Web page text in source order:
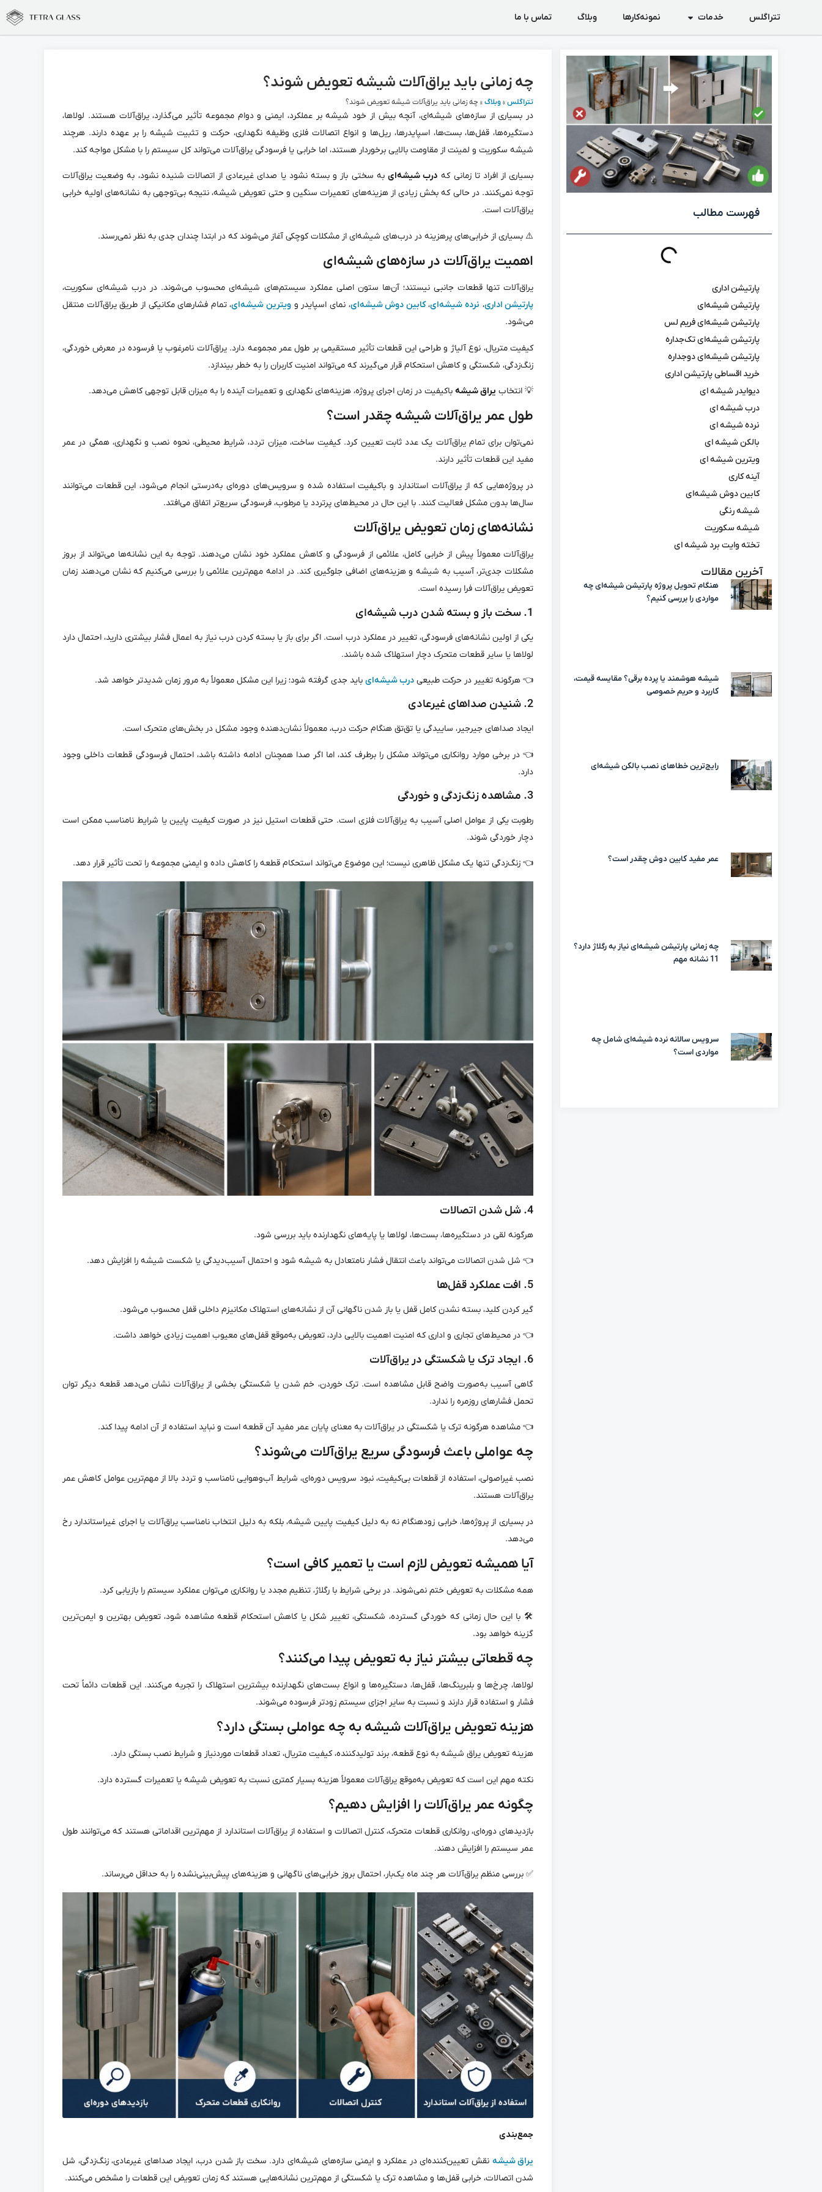
تتراگلس خدمات نمونه‌کارها وبلاگ تماس با ما
فهرست مطالب
پارتیشن اداری
پارتیشن شیشه‌ای
پارتیشن شیشه‌ای فریم لس
پارتیشن شیشه‌ای تک‌جداره
پارتیشن شیشه‌ای دوجداره
خرید اقساطی پارتیشن اداری
دیوایدر شیشه ای
درب شیشه ای
نرده شیشه ای
بالکن شیشه ای
ویترین شیشه ای
آینه کاری
کابین دوش شیشه‌ای
شیشه رنگی
شیشه سکوریت
تخته وایت برد شیشه ای
آخرین مقالات
هنگام تحویل پروژه پارتیشن شیشه‌ای چه
مواردی را بررسی کنیم؟
شیشه هوشمند یا پرده برقی؟ مقایسه قیمت،
کاربرد و حریم خصوصی
رایج‌ترین خطاهای نصب بالکن شیشه‌ای
عمر مفید کابین دوش چقدر است؟
چه زمانی پارتیشن شیشه‌ای نیاز به رگلاژ دارد؟
11 نشانه مهم
سرویس سالانه نرده شیشه‌ای شامل چه
مواردی است؟
چه زمانی باید یراق‌آلات شیشه تعویض شوند؟
تتراگلس»وبلاگ» چه زمانی باید یراق‌آلات شیشه تعویض شوند؟
در بسیاری از سازه‌های شیشه‌ای، آنچه بیش از خود شیشه بر عملکرد، ایمنی و دوام مجموعه تأثیر می‌گذارد، یراق‌آلات هستند. لولاها،
دستگیره‌ها، قفل‌ها، بست‌ها، اسپایدرها، ریل‌ها و انواع اتصالات فلزی وظیفه نگهداری، حرکت و تثبیت شیشه را بر عهده دارند. هرچند
شیشه سکوریت و لمینت از مقاومت بالایی برخوردار هستند، اما خرابی یا فرسودگی یراق‌آلات می‌تواند کل سیستم را با مشکل مواجه کند.
بسیاری از افراد تا زمانی که درب شیشه‌ای به سختی باز و بسته نشود یا صدای غیرعادی از اتصالات شنیده نشود، به وضعیت یراق‌آلات
توجه نمی‌کنند. در حالی که بخش زیادی از هزینه‌های تعمیرات سنگین و حتی تعویض شیشه، نتیجه بی‌توجهی به نشانه‌های اولیه خرابی
یراق‌آلات است.
⚠️ بسیاری از خرابی‌های پرهزینه در درب‌های شیشه‌ای از مشکلات کوچکی آغاز می‌شوند که در ابتدا چندان جدی به نظر نمی‌رسند.
اهمیت یراق‌آلات در سازه‌های شیشه‌ای
یراق‌آلات تنها قطعات جانبی نیستند؛ آن‌ها ستون اصلی عملکرد سیستم‌های شیشه‌ای محسوب می‌شوند. در درب شیشه‌ای سکوریت،
پارتیشن اداری، نرده شیشه‌ای،کابین دوش شیشه‌ای، نمای اسپایدر و ویترین شیشه‌ای، تمام فشارهای مکانیکی از طریق یراق‌آلات منتقل
می‌شود.
کیفیت متریال، نوع آلیاژ و طراحی این قطعات تأثیر مستقیمی بر طول عمر مجموعه دارد. یراق‌آلات نامرغوب یا فرسوده در معرض خوردگی،
زنگ‌زدگی، شکستگی و کاهش استحکام قرار می‌گیرند که می‌تواند امنیت کاربران را به خطر بیندازد.
💡 انتخاب یراق شیشهباکیفیت در زمان اجرای پروژه، هزینه‌های نگهداری و تعمیرات آینده را به میزان قابل توجهی کاهش می‌دهد.
طول عمر یراق‌آلات شیشه چقدر است؟
نمی‌توان برای تمام یراق‌آلات یک عدد ثابت تعیین کرد. کیفیت ساخت، میزان تردد، شرایط محیطی، نحوه نصب و نگهداری، همگی در عمر
مفید این قطعات تأثیر دارند.
در پروژه‌هایی که از یراق‌آلات استاندارد و باکیفیت استفاده شده و سرویس‌های دوره‌ای به‌درستی انجام می‌شود، این قطعات می‌توانند
سال‌ها بدون مشکل فعالیت کنند. با این حال در محیط‌های پرتردد یا مرطوب، فرسودگی سریع‌تر اتفاق می‌افتد.
نشانه‌های زمان تعویض یراق‌آلات
یراق‌آلات معمولاً پیش از خرابی کامل، علائمی از فرسودگی و کاهش عملکرد خود نشان می‌دهند. توجه به این نشانه‌ها می‌تواند از بروز
مشکلات جدی‌تر، آسیب به شیشه و هزینه‌های اضافی جلوگیری کند. در ادامه مهم‌ترین علائمی را بررسی می‌کنیم که نشان می‌دهند زمان
تعویض یراق‌آلات فرا رسیده است.
1. سخت باز و بسته شدن درب شیشه‌ای
یکی از اولین نشانه‌های فرسودگی، تغییر در عملکرد درب است. اگر برای باز یا بسته کردن درب نیاز به اعمال فشار بیشتری دارید، احتمال دارد
لولاها یا سایر قطعات متحرک دچار استهلاک شده باشند.
👈 هرگونه تغییر در حرکت طبیعی درب شیشه‌ایباید جدی گرفته شود؛ زیرا این مشکل معمولاً به مرور زمان شدیدتر خواهد شد.
2. شنیدن صداهای غیرعادی
ایجاد صداهای جیرجیر، ساییدگی یا تق‌تق هنگام حرکت درب، معمولاً نشان‌دهنده وجود مشکل در بخش‌های متحرک است.
👈 در برخی موارد روانکاری می‌تواند مشکل را برطرف کند، اما اگر صدا همچنان ادامه داشته باشد، احتمال فرسودگی قطعات داخلی وجود
دارد.
3. مشاهده زنگ‌زدگی و خوردگی
رطوبت یکی از عوامل اصلی آسیب به یراق‌آلات فلزی است. حتی قطعات استیل نیز در صورت کیفیت پایین یا شرایط نامناسب ممکن است
دچار خوردگی شوند.
👈 زنگ‌زدگی تنها یک مشکل ظاهری نیست؛ این موضوع می‌تواند استحکام قطعه را کاهش داده و ایمنی مجموعه را تحت تأثیر قرار دهد.
4. شل شدن اتصالات
هرگونه لقی در دستگیره‌ها، بست‌ها، لولاها یا پایه‌های نگهدارنده باید بررسی شود.
👈 شل شدن اتصالات می‌تواند باعث انتقال فشار نامتعادل به شیشه شود و احتمال آسیب‌دیدگی یا شکست شیشه را افزایش دهد.
5. افت عملکرد قفل‌ها
گیر کردن کلید، بسته نشدن کامل قفل یا باز شدن ناگهانی آن از نشانه‌های استهلاک مکانیزم داخلی قفل محسوب می‌شود.
👈 در محیط‌های تجاری و اداری که امنیت اهمیت بالایی دارد، تعویض به‌موقع قفل‌های معیوب اهمیت زیادی خواهد داشت.
6. ایجاد ترک یا شکستگی در یراق‌آلات
گاهی آسیب به‌صورت واضح قابل مشاهده است. ترک خوردن، خم شدن یا شکستگی بخشی از یراق‌آلات نشان می‌دهد قطعه دیگر توان
تحمل فشارهای روزمره را ندارد.
👈 مشاهده هرگونه ترک یا شکستگی در یراق‌آلات به معنای پایان عمر مفید آن قطعه است و نباید استفاده از آن ادامه پیدا کند.
چه عواملی باعث فرسودگی سریع یراق‌آلات می‌شوند؟
نصب غیراصولی، استفاده از قطعات بی‌کیفیت، نبود سرویس دوره‌ای، شرایط آب‌وهوایی نامناسب و تردد بالا از مهم‌ترین عوامل کاهش عمر
یراق‌آلات هستند.
در بسیاری از پروژه‌ها، خرابی زودهنگام نه به دلیل کیفیت پایین شیشه، بلکه به دلیل انتخاب نامناسب یراق‌آلات یا اجرای غیراستاندارد رخ
می‌دهد.
آیا همیشه تعویض لازم است یا تعمیر کافی است؟
همه مشکلات به تعویض ختم نمی‌شوند. در برخی شرایط با رگلاژ، تنظیم مجدد یا روانکاری می‌توان عملکرد سیستم را بازیابی کرد.
🛠️ با این حال زمانی که خوردگی گسترده، شکستگی، تغییر شکل یا کاهش استحکام قطعه مشاهده شود، تعویض بهترین و ایمن‌ترین
گزینه خواهد بود.
چه قطعاتی بیشتر نیاز به تعویض پیدا می‌کنند؟
لولاها، چرخ‌ها و بلبرینگ‌ها، قفل‌ها، دستگیره‌ها و انواع بست‌های نگهدارنده بیشترین استهلاک را تجربه می‌کنند. این قطعات دائماً تحت
فشار و استفاده قرار دارند و نسبت به سایر اجزای سیستم زودتر فرسوده می‌شوند.
هزینه تعویض یراق‌آلات شیشه به چه عواملی بستگی دارد؟
هزینه تعویض یراق شیشه به نوع قطعه، برند تولیدکننده، کیفیت متریال، تعداد قطعات موردنیاز و شرایط نصب بستگی دارد.
نکته مهم این است که تعویض به‌موقع یراق‌آلات معمولاً هزینه بسیار کمتری نسبت به تعویض شیشه یا تعمیرات گسترده دارد.
چگونه عمر یراق‌آلات را افزایش دهیم؟
بازدیدهای دوره‌ای، روانکاری قطعات متحرک، کنترل اتصالات و استفاده از یراق‌آلات استاندارد از مهم‌ترین اقداماتی هستند که می‌توانند طول
عمر سیستم را افزایش دهند.
✅ بررسی منظم یراق‌آلات هر چند ماه یک‌بار، احتمال بروز خرابی‌های ناگهانی و هزینه‌های پیش‌بینی‌نشده را به حداقل می‌رساند.
جمع‌بندی
یراق شیشه نقش تعیین‌کننده‌ای در عملکرد و ایمنی سازه‌های شیشه‌ای دارد. سخت باز شدن درب، ایجاد صداهای غیرعادی، زنگ‌زدگی، شل
شدن اتصالات، خرابی قفل‌ها و مشاهده ترک یا شکستگی از مهم‌ترین نشانه‌هایی هستند که زمان تعویض این قطعات را مشخص می‌کنند.